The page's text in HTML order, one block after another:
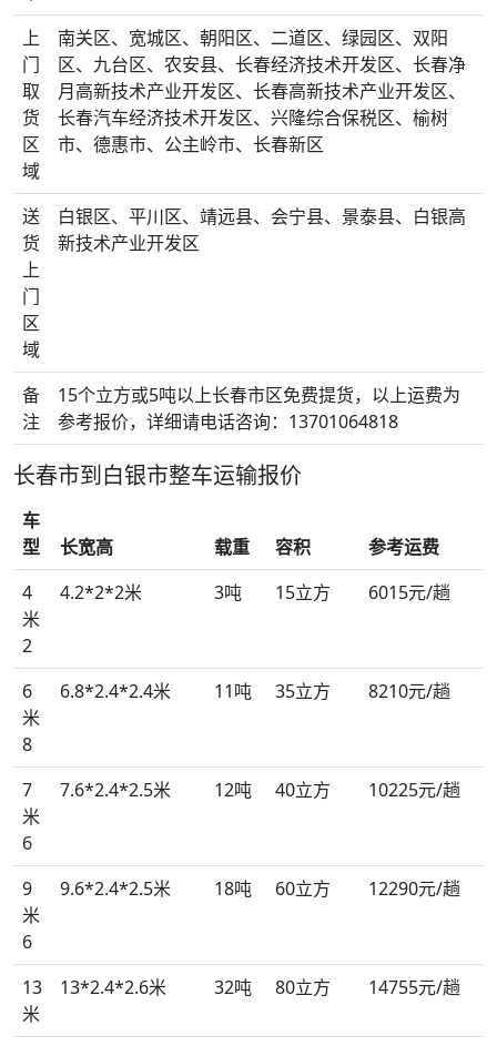
上
门
取
货
区
域
南关区、宽城区、朝阳区、二道区、绿园区、双阳
区、九台区、农安县、长春经济技术开发区、长春净
月高新技术产业开发区、长春高新技术产业开发区、
长春汽车经济技术开发区、兴隆综合保税区、榆树
市、德惠市、公主岭市、长春新区
送
货
上
门
区
域
白银区、平川区、靖远县、会宁县、景泰县、白银高
新技术产业开发区
备
注
15个立方或5吨以上长春市区免费提货，以上运费为
参考报价，详细请电话咨询：13701064818
长春市到白银市整车运输报价
车
型
长宽高 载重 容积
参考运费
4
米
2
4.2*2*2米 3吨 15立方 6015元/趟
6
米
8
6.8*2.4*2.4米 11吨 35立方 8210元/趟
7
米
6
7.6*2.4*2.5米 12吨 40立方 10225元/趟
9
米
6
9.6*2.4*2.5米 18吨 60立方 12290元/趟
13
米
13*2.4*2.6米 32吨 80立方 14755元/趟